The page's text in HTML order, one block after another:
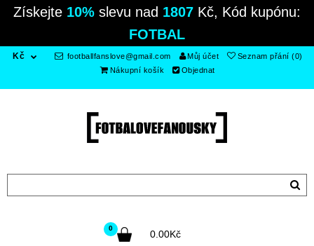
Získejte 10% slevu nad 1807 Kč, Kód kupónu:
FOTBAL
Kč footballfanslove@gmail.com Můj účet
Seznam přání (0)
Nákupní košík
Objednat
0
0.00Kč